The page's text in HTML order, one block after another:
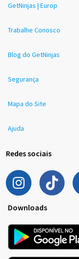
GetNinjas | Europ
Trabalhe Conosco
Blog do GetNinjas
Segurança
Mapa do Site
Ajuda
Redes sociais
Downloads